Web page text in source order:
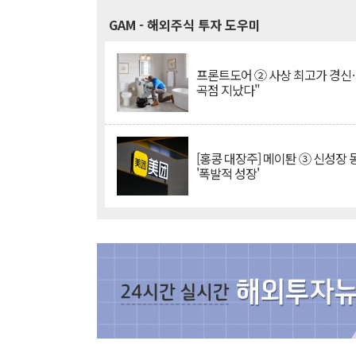
GAM - 해외주식 투자 도우미
프론트도어 ② 사상 최고가 경
곡점 지났다"
[홍콩 대장주] 메이퇀 ③ 신성장
'폭발적 성장'